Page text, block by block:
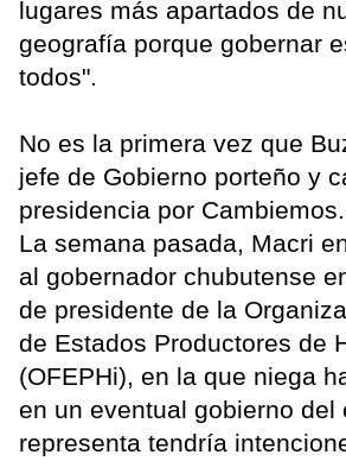
lugares más apartados de
geografía porque gobernar
todos".
No es la primera vez que
jefe de Gobierno porteño y
presidencia por Cambiemos.
La semana pasada, Macri
al gobernador chubutense
de presidente de la
de Estados Productores de
(OFEPHi), en la que niega
en un eventual gobierno del
representa tendría